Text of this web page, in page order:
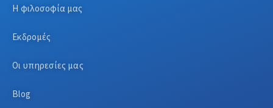
Η φιλοσοφία μας
Εκδρομές
Οι υπηρεσίες μας
Blog